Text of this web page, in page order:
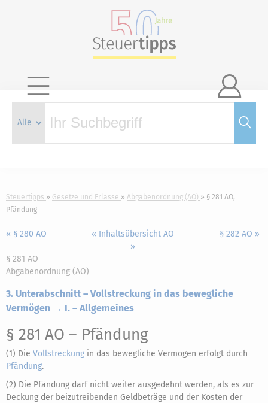

Steuertipps Gesetze und Erlasse Abgabenordnung (AO)
§ 281 AO,
Pfändung
« § 280 AO
« Inhaltsübersicht AO
»
§ 282 AO »
§ 281 AO
Abgabenordnung (AO)
3. Unterabschnitt – Vollstreckung in das bewegliche
Vermögen → I. – Allgemeines
§ 281 AO – Pfändung
(1) Die Vollstreckung in das bewegliche Vermögen erfolgt durch
Pfändung.
(2) Die Pfändung darf nicht weiter ausgedehnt werden, als es zur
Deckung der beizutreibenden Geldbeträge und der Kosten der